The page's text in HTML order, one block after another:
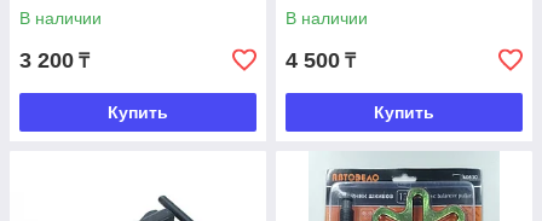
В наличии
3 200 ₸
Купить
В наличии
4 500 ₸
Купить